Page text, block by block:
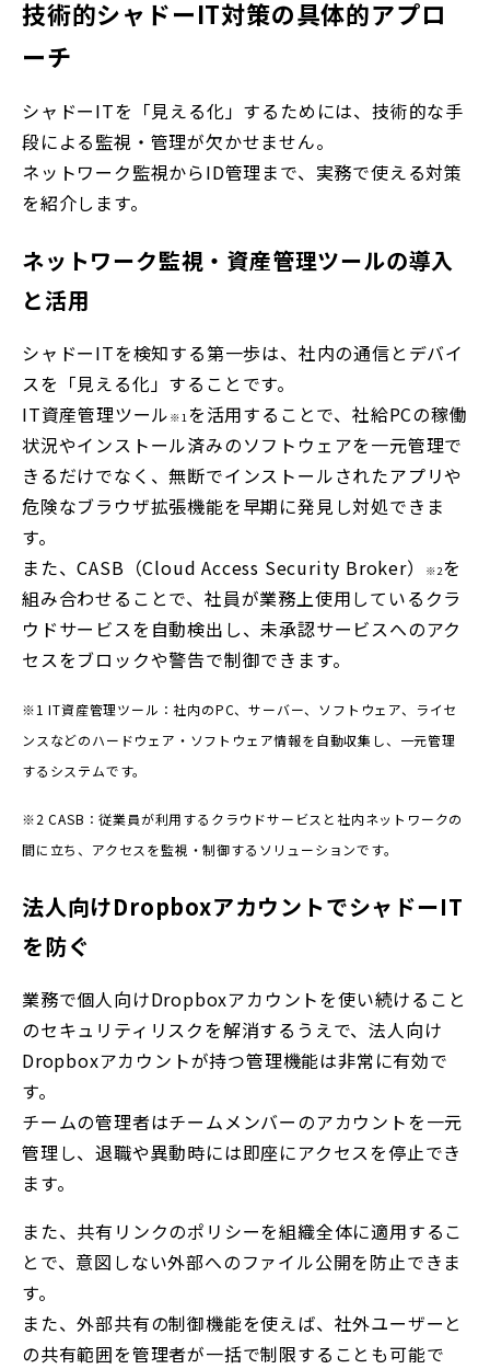
技術的シャドーIT対策の具体的アプロ
ーチ
シャドーITを「見える化」するためには、技術的な手
段による監視・管理が欠かせません。
ネットワーク監視からID管理まで、実務で使える対策
を紹介します。
ネットワーク監視・資産管理ツールの導入
と活用
シャドーITを検知する第一歩は、社内の通信とデバイ
スを「見える化」することです。
IT資産管理ツール ※1を活用することで、社給PCの稼働
状況やインストール済みのソフトウェアを一元管理で
きるだけでなく、無断でインストールされたアプリや
危険なブラウザ拡張機能を早期に発見し対処できま
す。
また、CASB（Cloud Access Security Broker）
※2を
組み合わせることで、社員が業務上使用しているクラ
ウドサービスを自動検出し、未承認サービスへのアク
セスをブロックや警告で制御できます。
※1 IT資産管理ツール：社内のPC、サーバー、ソフトウェア、ライセ
ンスなどのハードウェア・ソフトウェア情報を自動収集し、一元管理
するシステムです。
※2 CASB：従業員が利用するクラウドサービスと社内ネットワークの
間に立ち、アクセスを監視・制御するソリューションです。
法人向けDropboxアカウントでシャドーIT
を防ぐ
業務で個人向けDropboxアカウントを使い続けること
のセキュリティリスクを解消するうえで、法人向け
Dropboxアカウントが持つ管理機能は非常に有効で
す。
チームの管理者はチームメンバーのアカウントを一元
管理し、退職や異動時には即座にアクセスを停止でき
ます。
また、共有リンクのポリシーを組織全体に適用するこ
とで、意図しない外部へのファイル公開を防止できま
す。
また、外部共有の制御機能を使えば、社外ユーザーと
の共有範囲を管理者が一括で制限することも可能で